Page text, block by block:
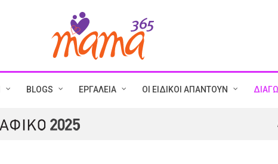
BLOGS ΕΡΓΑΛΕΙΑ ΟΙ ΕΙΔΙΚΟΙ ΑΠΑΝΤΟΥΝ